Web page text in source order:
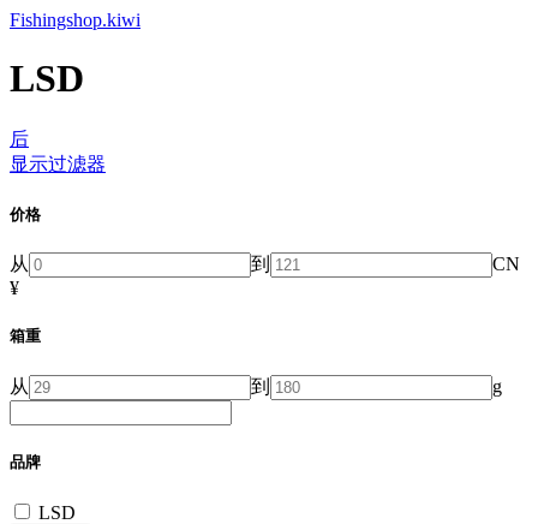
Fishingshop.kiwi
LSD
后
显示过滤器
价格
从 到
CN
¥
箱重
从 到 g
品牌
LSD